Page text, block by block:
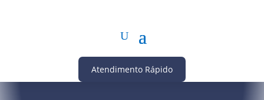
Atendimento Rápido